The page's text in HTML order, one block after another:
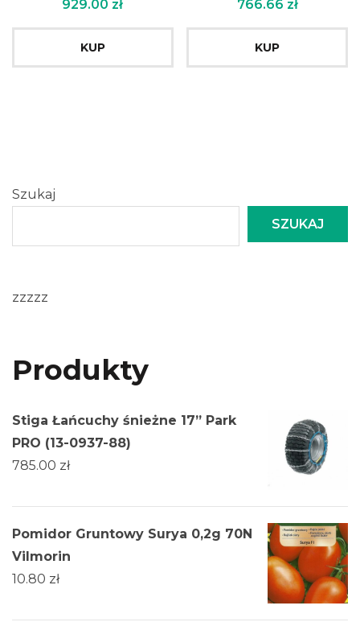
929.00 zł
KUP
766.66 zł
KUP
Szukaj
SZUKAJ
zzzzz
Produkty
Stiga Łańcuchy śnieżne 17” Park
PRO (13-0937-88)
785.00 zł
Pomidor Gruntowy Surya 0,2g 70N
Vilmorin
10.80 zł